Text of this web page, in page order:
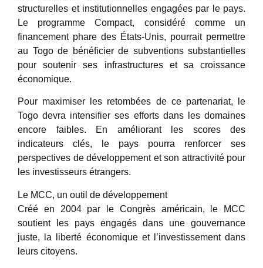
structurelles et institutionnelles engagées par le pays.
Le programme Compact, considéré comme un
financement phare des États-Unis, pourrait permettre
au Togo de bénéficier de subventions substantielles
pour soutenir ses infrastructures et sa croissance
économique.
Pour maximiser les retombées de ce partenariat, le
Togo devra intensifier ses efforts dans les domaines
encore faibles. En améliorant les scores des
indicateurs clés, le pays pourra renforcer ses
perspectives de développement et son attractivité pour
les investisseurs étrangers.
Le MCC, un outil de développement
Créé en 2004 par le Congrès américain, le MCC
soutient les pays engagés dans une gouvernance
juste, la liberté économique et l’investissement dans
leurs citoyens.